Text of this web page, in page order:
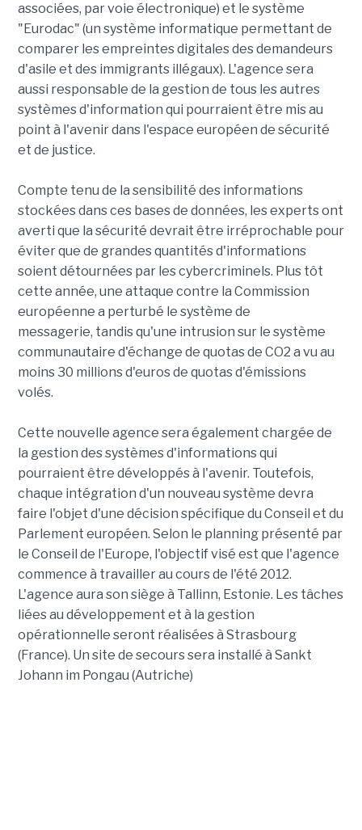
associées, par voie électronique) et le système
"Eurodac" (un système informatique permettant de
comparer les empreintes digitales des demandeurs
d'asile et des immigrants illégaux). L'agence sera
aussi responsable de la gestion de tous les autres
systèmes d'information qui pourraient être mis au
point à l'avenir dans l'espace européen de sécurité
et de justice.
Compte tenu de la sensibilité des informations
stockées dans ces bases de données, les experts ont
averti que la sécurité devrait être irréprochable pour
éviter que de grandes quantités d'informations
soient détournées par les cybercriminels. Plus tôt
cette année, une attaque contre la Commission
européenne a perturbé le système de
messagerie, tandis qu'une intrusion sur le système
communautaire d'échange de quotas de CO2 a vu au
moins 30 millions d'euros de quotas d'émissions
volés.
Cette nouvelle agence sera également chargée de
la gestion des systèmes d'informations qui
pourraient être développés à l'avenir. Toutefois,
chaque intégration d'un nouveau système devra
faire l'objet d'une décision spécifique du Conseil et du
Parlement européen. Selon le planning présenté par
le Conseil de l'Europe, l'objectif visé est que l'agence
commence à travailler au cours de l'été 2012.
L'agence aura son siège à Tallinn, Estonie. Les tâches
liées au développement et à la gestion
opérationnelle seront réalisées à Strasbourg
(France). Un site de secours sera installé à Sankt
Johann im Pongau (Autriche)